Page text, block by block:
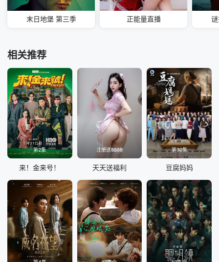
末日地堡 第三季 正能量直播
相关推荐
第2集
来！金来号！
注册送8888
天天送福利
第30集
豆腐妈妈